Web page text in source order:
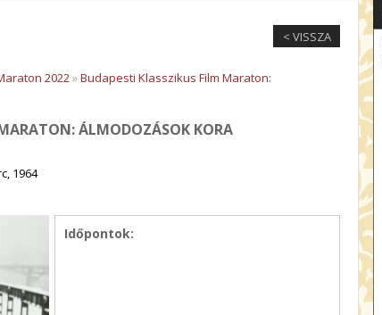
< VISSZA
2022»Budapesti Klasszikus Film Maraton:
ÁLMODOZÁSOK KORA
1964
Időpontok: